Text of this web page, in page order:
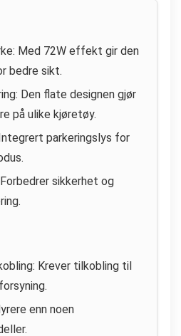
Med 72W effekt gir den
bedre sikt.
Den flate designen gjør
på ulike kjøretøy.
parkeringslys for
sikkerhet og
Krever tilkobling til
enn noen